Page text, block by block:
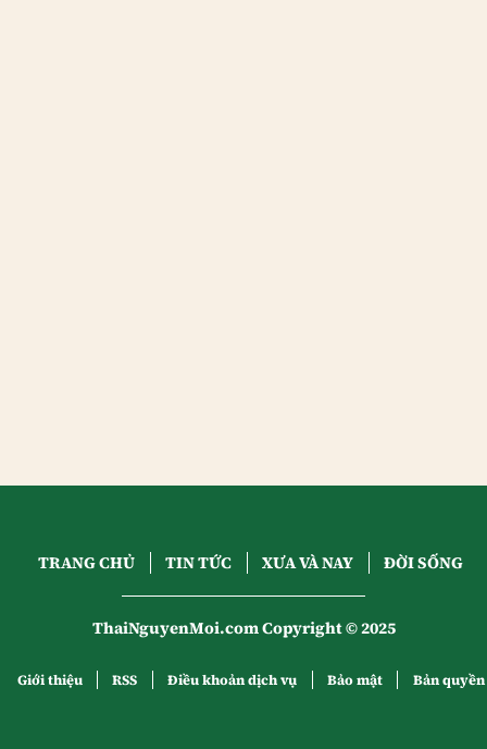
TRANG CHỦ TIN TỨC XƯA VÀ NAY ĐỜI SỐNG
ThaiNguyenMoi.com Copyright © 2025
Giới thiệu RSS Điều khoản dịch vụ Bảo mật Bản quyền